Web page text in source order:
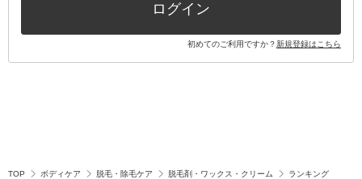
ログイン
初めてのご利用ですか？新規登録はこちら
TOP ボディケア 脱毛・除毛ケア 脱毛剤・ワックス・クリーム ランキング